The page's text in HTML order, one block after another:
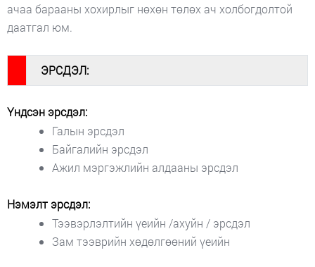
ачаа барааны хохирлыг нөхөн төлөх ач холбогдолтой
даатгал юм.
ЭРСДЭЛ:
Үндсэн эрсдэл:
Галын эрсдэл
Байгалийн эрсдэл
Ажил мэргэжлийн алдааны эрсдэл
Нэмэлт эрсдэл:
Тээвэрлэлтийн үеийн /ахуйн / эрсдэл
Зам тээврийн хөдөлгөөний үеийн